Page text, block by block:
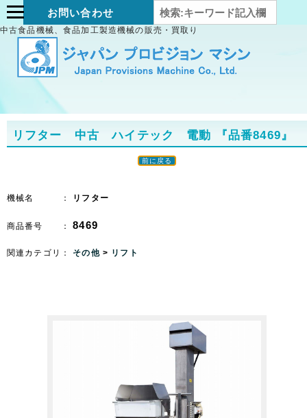
お問い合わせ
中古食品機械、食品加工製造機械の販売・買取り
リフター 中古 ハイテック 電動 『品番8469』
前に戻る
機械名 ： リフター
商品番号 ：8469
関連カテゴリ： その他 > リフト